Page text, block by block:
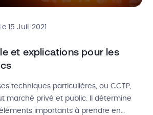
15 Juil. 2021
et explications pour les
techniques particulières, ou CCTP,
marché privé et public. Il détermine
importants à prendre en